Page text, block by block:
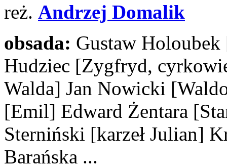
reż. Andrzej Domalik
obsada: Gustaw Holoubek
Hudziec [Zygfryd,
Walda] Jan Nowicki
[Emil] Edward Żentara
Sterniński [karzeł Julian]
Barańska ...